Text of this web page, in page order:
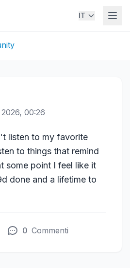
IT
00:26
listen to my favorite
to things that remind
some point I feel like it
done and a lifetime to
0 Commenti